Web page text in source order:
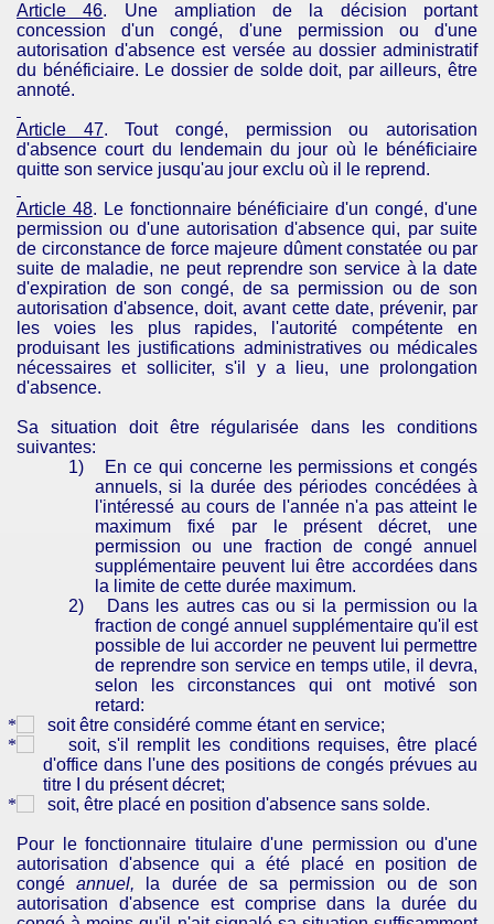
Article 46.
Une ampliation de la décision portant
concession d'un congé, d'une permission ou d'une
autorisation d'absence est versée au dossier administratif
du bénéficiaire. Le dossier de solde doit, par ailleurs, être
annoté.
Article 47.
Tout congé, permission ou autorisation
d'absence court du lendemain du jour où le bénéficiaire
quitte son service jusqu'au jour exclu où il le reprend.
Article 48. Le fonctionnaire bénéficiaire d'un congé, d'une
permission ou d'une autorisation d'absence qui, par suite
de circonstance de force majeure dûment constatée ou par
suite de maladie, ne peut reprendre son service à la date
d'expiration de son congé, de sa permission ou de son
autorisation d'absence, doit, avant cette date, prévenir, par
les voies les plus rapides, l'autorité compétente en
produisant les justifications administratives ou médicales
nécessaires et solliciter, s'il y a lieu, une prolongation
d'absence.
Sa situation doit être régularisée dans les conditions
suivantes:
1)
En ce qui concerne les permissions et congés
annuels, si la durée des périodes concédées à
l'intéressé au cours de l'année n'a pas atteint le
maximum fixé par le présent décret, une
permission ou une fraction de congé annuel
supplémentaire peuvent lui être accordées dans
la limite de cette durée maximum.
2)
Dans les autres cas ou si la permission ou la
fraction de congé annuel supplémentaire qu'il est
possible de lui accorder ne peuvent lui permettre
de reprendre son service en temps utile, il devra,
selon les circonstances qui ont motivé son
retard:
soit être considéré comme étant en service;
soit, s'il remplit les conditions requises, être placé
d'office dans l'une des positions de congés prévues au
titre I du présent décret;
soit, être placé en position d'absence sans solde.
Pour le fonctionnaire titulaire d'une permission ou d'une
autorisation d'absence qui a été placé en position de
congéannuel,
la durée de sa permission ou de son
autorisation d'absence est comprise dans la durée du